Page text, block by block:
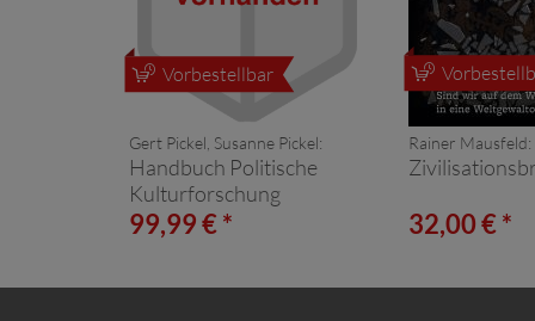
Vorbestellbar
Gert Pickel, Susanne Pickel:
Handbuch Politische
Kulturforschung
99,99 € *
Rainer Mausfeld:
32,00 € *